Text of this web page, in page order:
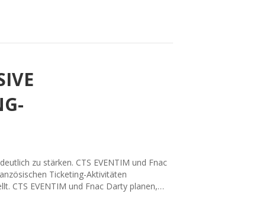
zu stärken. CTS EVENTIM und Fnac
Ticketing-Aktivitäten
CTS EVENTIM und Fnac Darty planen,…